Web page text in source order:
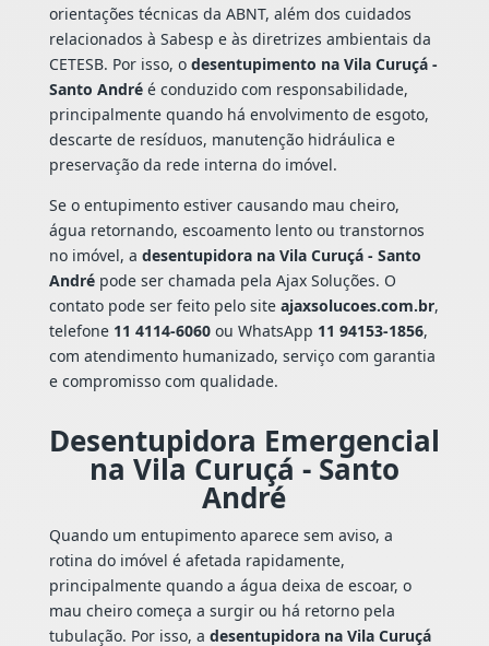
orientações técnicas da ABNT, além dos cuidados
relacionados à Sabesp e às diretrizes ambientais da
CETESB. Por isso, o desentupimento na Vila Curuçá -
Santo Andréé conduzido com responsabilidade,
principalmente quando há envolvimento de esgoto,
descarte de resíduos, manutenção hidráulica e
preservação da rede interna do imóvel.
Se o entupimento estiver causando mau cheiro,
água retornando, escoamento lento ou transtornos
no imóvel, a desentupidora na Vila Curuçá - Santo
Andrépode ser chamada pela Ajax Soluções. O
contato pode ser feito pelo site ajaxsolucoes.com.br,
telefone 11 4114-6060ou WhatsApp 11 94153-1856,
com atendimento humanizado, serviço com garantia
e compromisso com qualidade.
Desentupidora Emergencial
na Vila Curuçá - Santo
André
Quando um entupimento aparece sem aviso, a
rotina do imóvel é afetada rapidamente,
principalmente quando a água deixa de escoar, o
mau cheiro começa a surgir ou há retorno pela
tubulação. Por isso, a desentupidora na Vila Curuçá